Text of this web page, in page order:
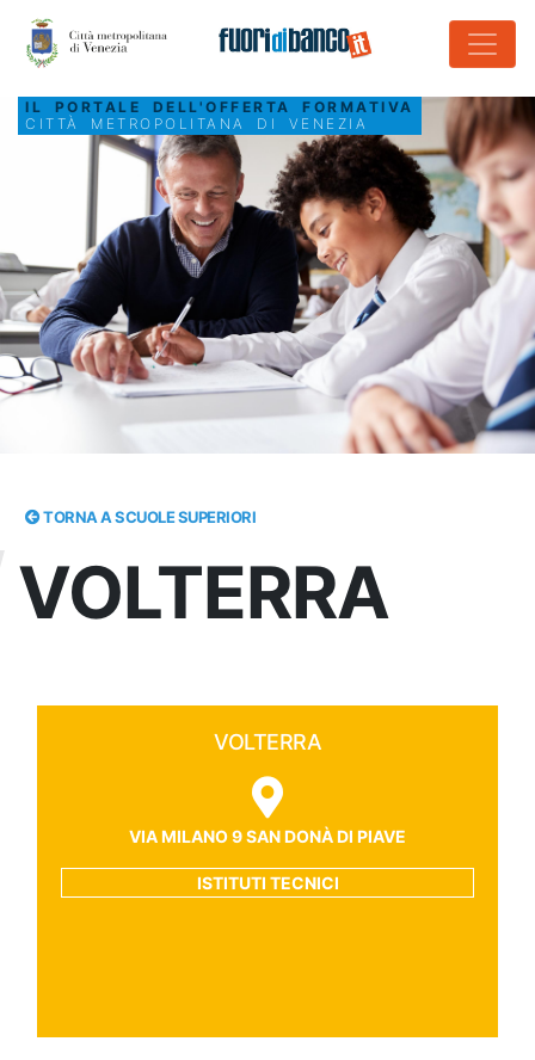
IL PORTALE DELL'OFFERTA FORMATIVA
CITTÀ METROPOLITANA DI VENEZIA
TORNA A SCUOLE SUPERIORI
VOLTERRA
VOLTERRA
VIA MILANO 9 SAN DONÀ DI PIAVE
ISTITUTI TECNICI